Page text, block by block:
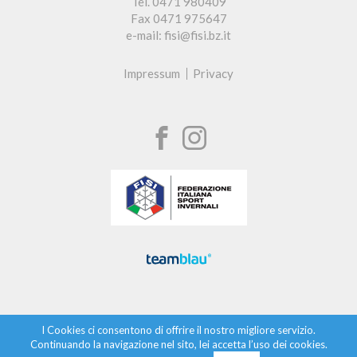
Fax 0471 975647
e-mail: fisi@fisi.bz.it
Impressum Privacy
I Cookies ci consentono di offrire il nostro migliore servizio.
Continuando la navigazione nel sito, lei accetta l’uso dei cookies.